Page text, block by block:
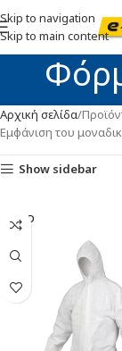
Skip to navigation
Skip to main content
Αρχική σελίδα
Εμφάνιση του
Show sidebar
SOLD
OUT